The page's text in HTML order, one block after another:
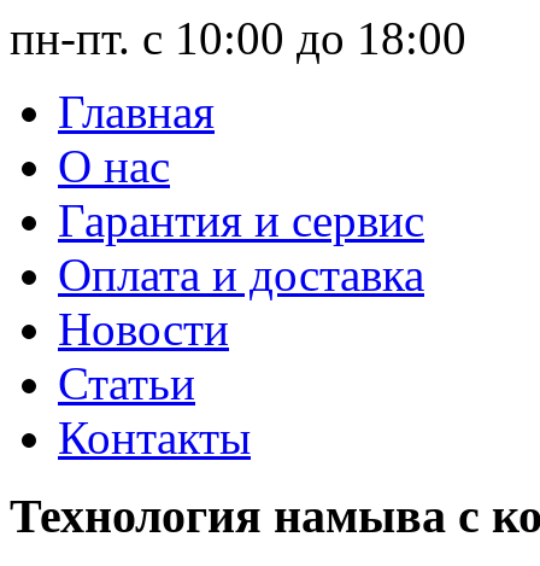
пн-пт. с 10:00 до 18:00
Главная
О нас
Гарантия и сервис
Оплата и доставка
Новости
Статьи
Контакты
Технология намыва с